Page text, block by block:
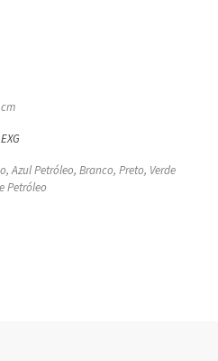
Azul Petróleo, Branco, Preto, Verde
Petróleo